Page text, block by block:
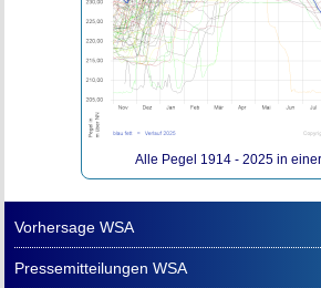
Alle Pegel 1914 - 2025 in
Vorhersage WSA
Pressemitteilungen WSA